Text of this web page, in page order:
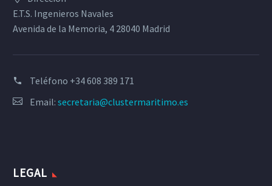
E.T.S. Ingenieros Navales
Avenida de la Memoria, 4 28040 Madrid
Teléfono +34 608 389 171
Email: secretaria@clustermaritimo.es
LEGAL